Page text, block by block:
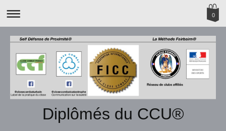
0
Diplômés du CCU®